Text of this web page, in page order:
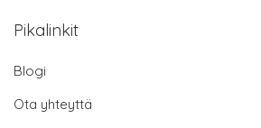
Pikalinkit
Blogi
Ota yhteyttä